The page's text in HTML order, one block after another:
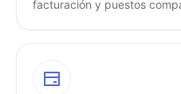
facturación y puestos